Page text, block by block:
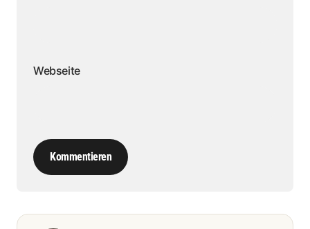
Webseite
Kommentieren